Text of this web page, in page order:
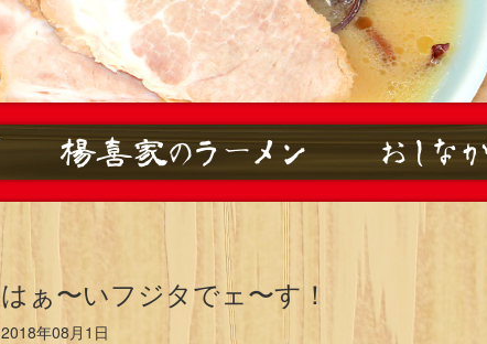
はぁ〜いフジタでェ〜す！
2018年08月1日